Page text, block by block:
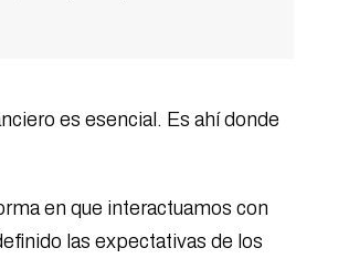
es esencial. Es ahí donde
en que interactuamos con
las expectativas de los